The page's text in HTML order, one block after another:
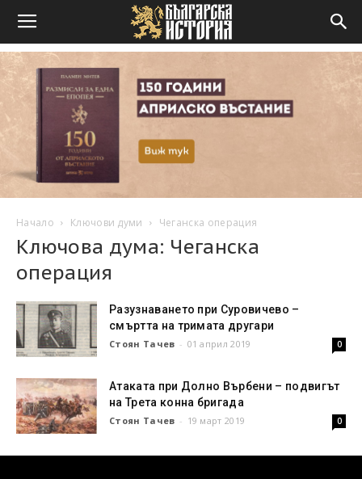
Начало Ключови думи Чеганска операция
Ключова дума: Чеганска
операция
Разузнаването при Суровичево –
смъртта на тримата другари
Стоян Тачев - 01 април 2019 0
Атаката при Долно Върбени – подвигът
на Трета конна бригада
Стоян Тачев - 19 март 2019 0